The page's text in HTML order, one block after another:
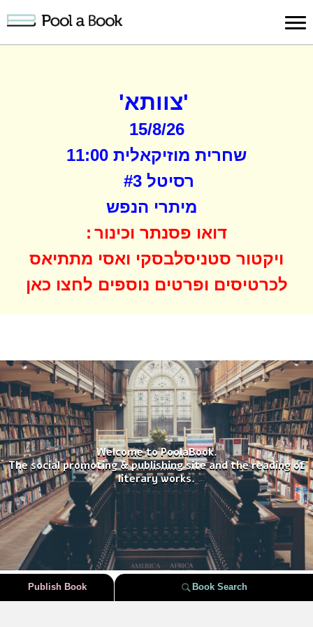
Sign in
Search
Register
'צוותא'
15/8/26
שחרית מוזיקאלית 11:00
: דואו פסנתר וכינור
ויקטור סטניסלבסקי ואסי מתתיאס
לכרטיסים ופרטים נוספים לחצו כאן
Welcome to PoolaBook.
The social promoting & publishing site and the reading of
literary works.
Publish Book Book Search